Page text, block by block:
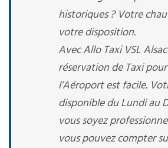
historiques ? Votre
votre disposition.
Avec Allo Taxi VSL
réservation de Taxi
l’Aéroport est facile.
disponible du Lundi au
vous soyez
vous pouvez compter